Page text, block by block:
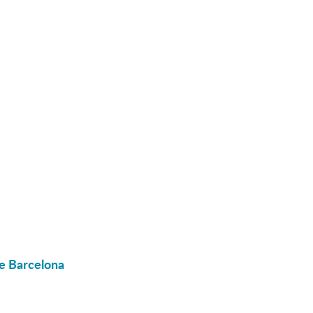
Barcelona